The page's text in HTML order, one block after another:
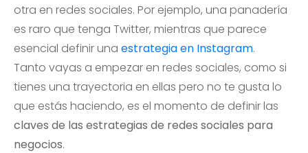
otra en redes sociales. Por ejemplo, una panadería
es raro que tenga Twitter, mientras que parece
esencial definir una estrategia en Instagram.
Tanto vayas a empezar en redes sociales, como si
tienes una trayectoria en ellas pero no te gusta lo
que estás haciendo, es el momento de definir las
claves de las estrategias de redes sociales para
negocios.